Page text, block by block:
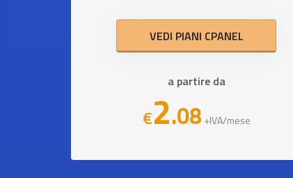
VEDI PIANI CPANEL
a partire da
€2.08 +IVA/mese